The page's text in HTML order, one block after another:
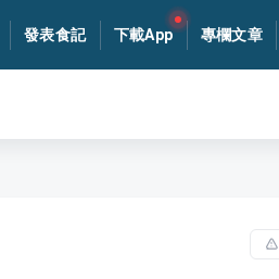
發表食記 下載App 專欄文章